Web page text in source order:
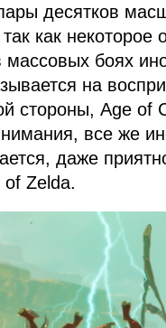
десятков
как
боях
на
стороны, Age of
все же
даже
of Zelda.